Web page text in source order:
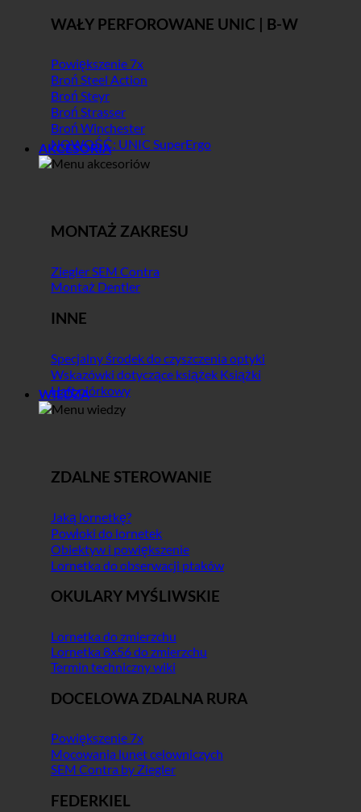
WAŁY PERFOROWANE UNIC | B-W
Powiększenie 7x
Broń Steel Action
Broń Steyr
Broń Strasser
Broń Winchester
NOWOŚĆ: UNIC SuperErgo
AKCESORIA
MONTAŻ ZAKRESU
Ziegler SEM Contra
Montaż Dentler
INNE
Specjalny środek do czyszczenia optyki
Wskazówki dotyczące książek Książki
Haft piórkowy
WIEDZA
ZDALNE STEROWANIE
Jaką lornetkę?
Powłoki do lornetek
Obiektyw i powiększenie
Lornetka do obserwacji ptaków
OKULARY MYŚLIWSKIE
Lornetka do zmierzchu
Lornetka 8x56 do zmierzchu
Termin techniczny wiki
DOCELOWA ZDALNA RURA
Powiększenie 7x
Mocowania lunet celowniczych
SEM Contra by Ziegler
FEDERKIEL